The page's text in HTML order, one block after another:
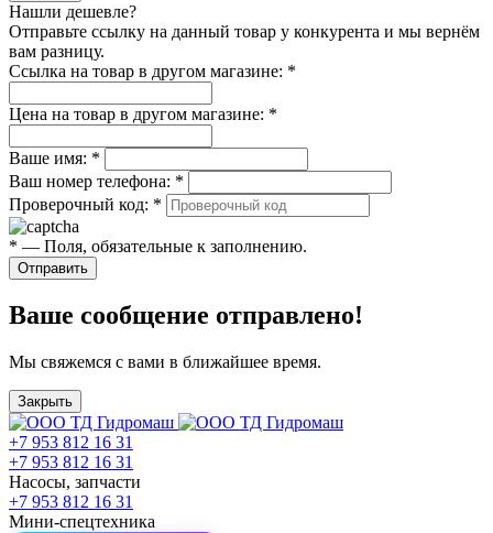
Нашли дешевле?
Отправьте ссылку на данный товар у конкурента и мы вернём
вам разницу.
Ссылка на товар в другом магазине: *
Цена на товар в другом магазине: *
Ваше имя: *
Ваш номер телефона: *
Проверочный код: *
* — Поля, обязательные к заполнению.
Отправить
Ваше сообщение отправлено!
Мы свяжемся с вами в ближайшее время.
Закрыть
+7 953 812 16 31
+7 953 812 16 31
Насосы, запчасти
+7 953 812 16 31
Мини-спецтехника